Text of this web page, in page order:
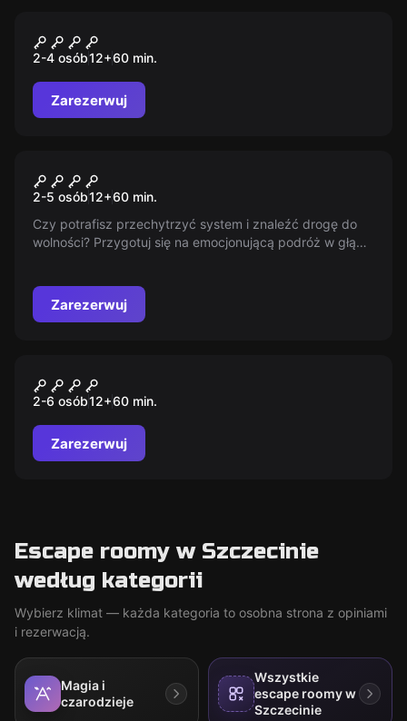
Project: Human
2-4 osób12+60 min.
Zarezerwuj
Cela 107
2-5 osób12+60 min.
Czy potrafisz przechytrzyć system i znaleźć drogę do
wolności? Przygotuj się na emocjonującą podróż w głąb
losem. Gra toczy się o najwyższą stawkę.
Zarezerwuj
Amazonia
2-6 osób12+60 min.
Zarezerwuj
Escape roomy w Szczecinie
według kategorii
Wybierz klimat — każda kategoria to osobna strona z opiniami
i rezerwacją.
Magia i
czarodzieje
Wszystkie
escape roomy w
Szczecinie